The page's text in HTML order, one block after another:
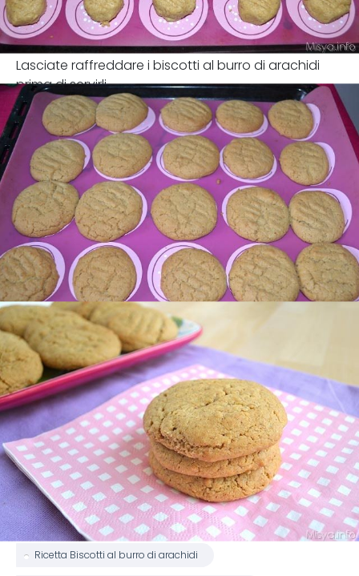
Lasciate raffreddare i biscotti al burro di arachidi
prima di servirli
Ricetta Biscotti al burro di arachidi